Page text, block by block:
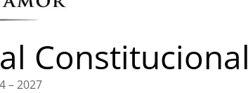
Constitucional
– 2027